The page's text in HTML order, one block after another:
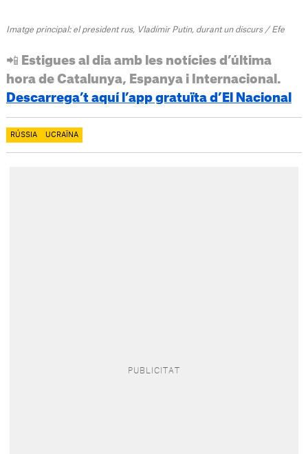
Imatge principal: el president rus, Vladímir Putin, durant un discurs / Efe
📲 Estigues al dia amb les notícies d’última
hora de Catalunya, Espanya i Internacional.
Descarrega’t aquí l’app gratuïta d’El Nacional
RÚSSIA UCRAÏNA